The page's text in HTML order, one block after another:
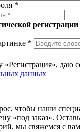
*
регистрации
*
даю
данных
чтобы наши
«под заказ».
мы свяжемся с